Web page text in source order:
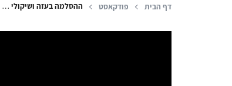
דף הבית פודקאסט ההסלמה בעזה ושיקולי חמאס